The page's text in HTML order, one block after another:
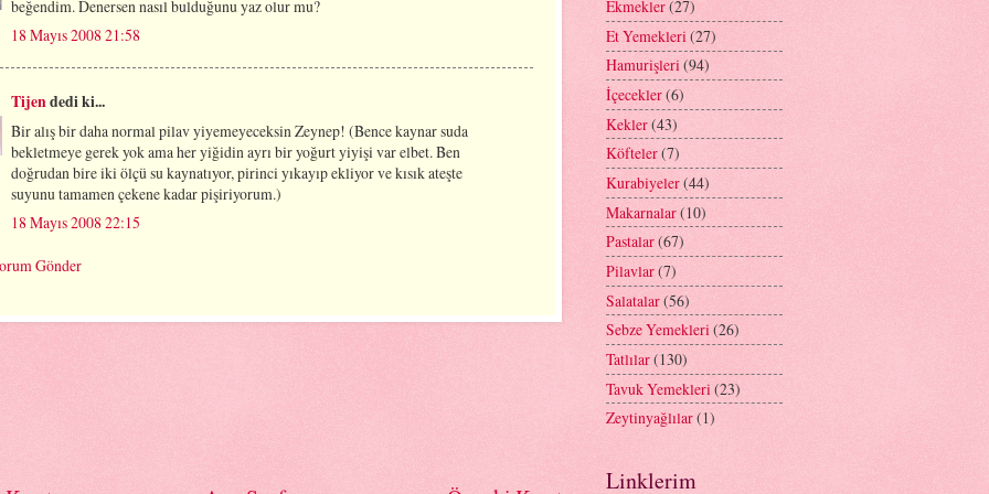
beğendim. Denersen nasıl bulduğunu yaz olur mu?
18 Mayıs 2008 21:58
Tijendedi ki...
Bir alış bir daha normal pilav yiyemeyeceksin Zeynep! (Bence kaynar suda
bekletmeye gerek yok ama her yiğidin ayrı bir yoğurt yiyişi var elbet. Ben
doğrudan bire iki ölçü su kaynatıyor, pirinci yıkayıp ekliyor ve kısık ateşte
suyunu tamamen çekene kadar pişiriyorum.)
18 Mayıs 2008 22:15
Gönder
Ekmekler(27)
Et Yemekleri (27)
Hamurişleri(94)
İçecekler(6)
Kekler(43)
Köfteler(7)
Kurabiyeler(44)
Makarnalar(10)
Pastalar(67)
Pilavlar(7)
Salatalar(56)
Sebze Yemekleri(26)
Tatlılar(130)
Tavuk Yemekleri (23)
Zeytinyağlılar(1)
Linklerim